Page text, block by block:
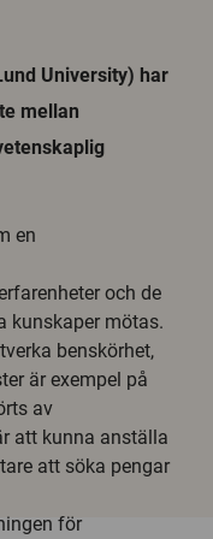
University) har
mellan
en
och de
kunskaper mötas.
benskörhet,
är exempel på
av
att kunna anställa
att söka pengar
för